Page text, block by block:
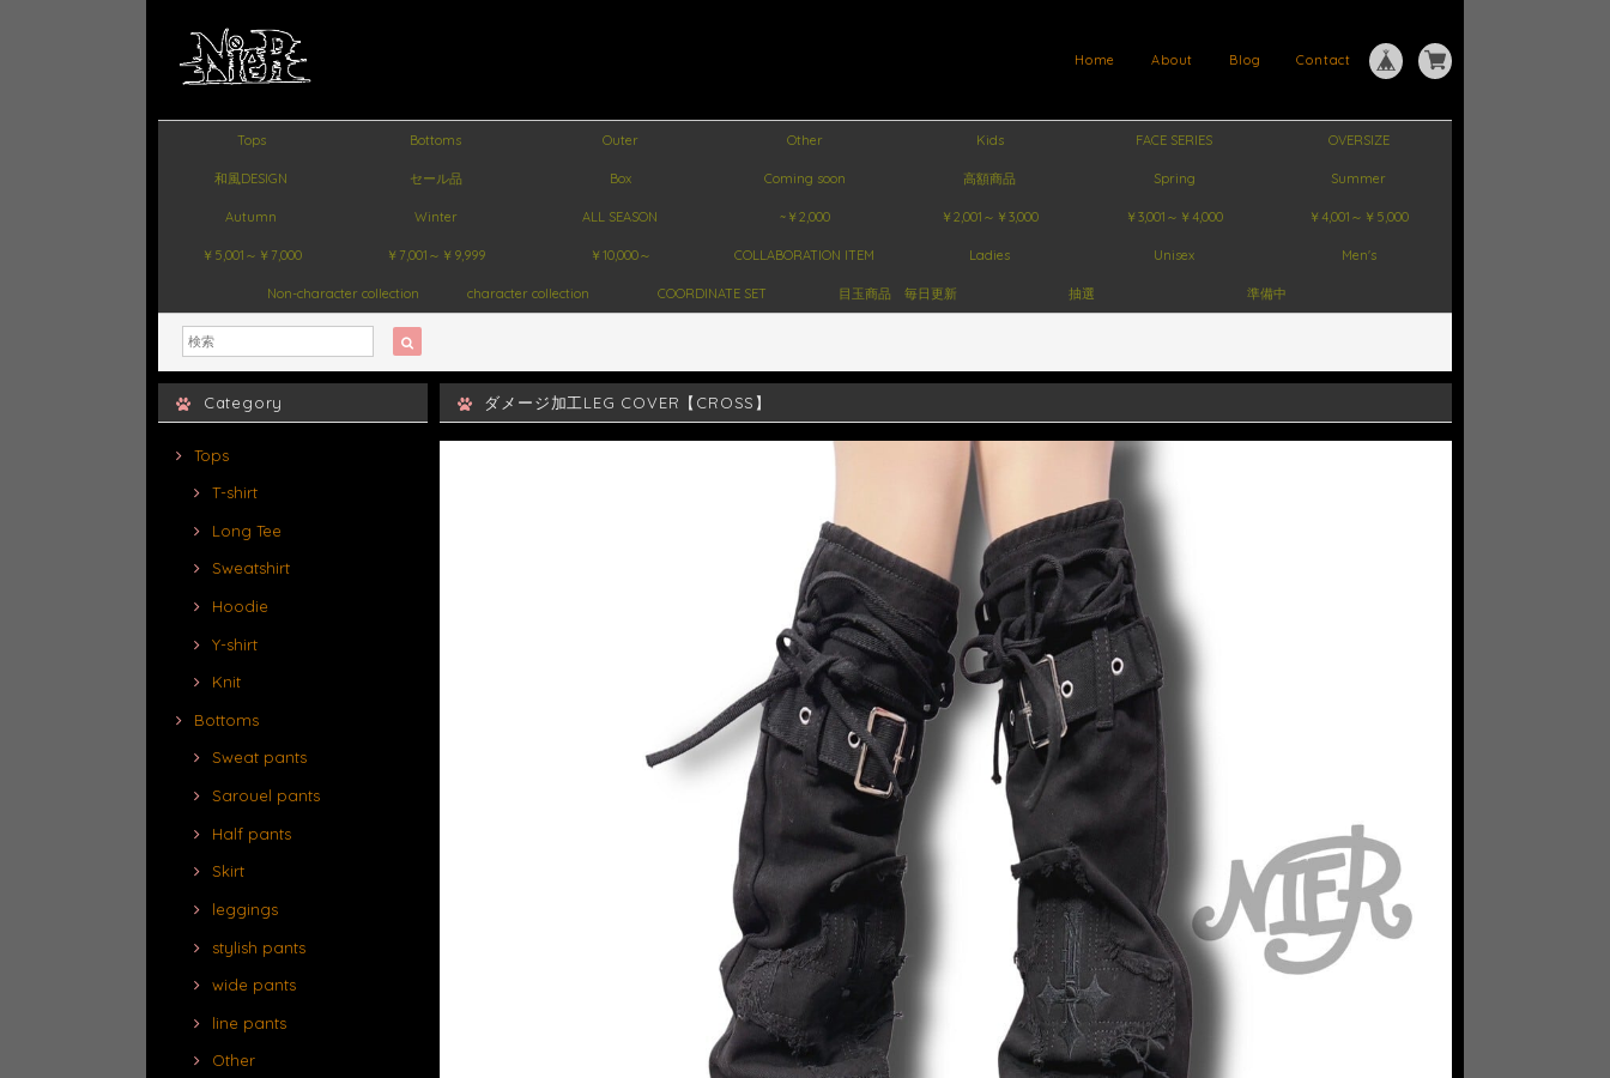
Contact
Blog
About
Home
Tops Bottoms Outer Other Kids FACE SERIES OVERSIZE
和風DESIGN セール品 Box Coming soon 高額商品 Spring Summer
Autumn Winter ALL SEASON ~￥2,000 ￥2,001～￥3,000 ￥3,001～￥4,000 ￥4,001～￥5,000
￥5,001～￥7,000 ￥7,001～￥9,999 ￥10,000～ COLLABORATION ITEM Ladies Unisex Men's
Non-character collection character collection COORDINATE SET 目玉商品 毎日更新 抽選 準備中
Category
Tops
T-shirt
Long Tee
Sweatshirt
Hoodie
Y-shirt
Knit
Bottoms
Sweat pants
Sarouel pants
Half pants
Skirt
leggings
stylish pants
wide pants
line pants
Other
ダメージ加工LEG COVER【CROSS】